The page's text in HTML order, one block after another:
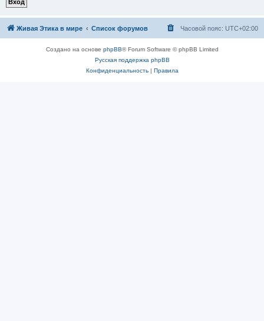
Живая Этика в мире Список форумов Часовой пояс: UTC+02:00
Создано на основе phpBB® Forum Software © phpBB Limited
Русская поддержка phpBB
Конфиденциальность| Правила